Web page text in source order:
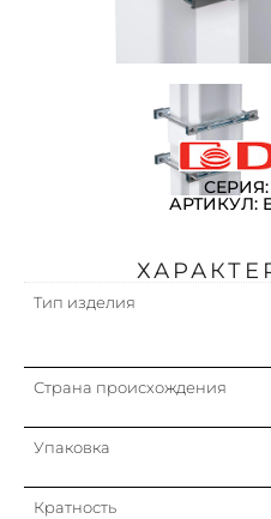
СЕРИЯ:
АРТИКУЛ:
Тип изделия
Страна происхождения
Упаковка
Кратность